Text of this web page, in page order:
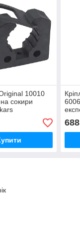
10010
сокири
688